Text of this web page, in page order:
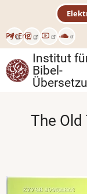
Inhalt
РусEng
Institut
Bibel-
The